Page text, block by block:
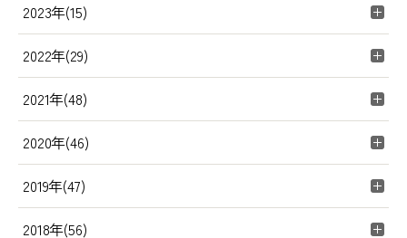
2023年(15)
2022年(29)
2021年(48)
2020年(46)
2019年(47)
2018年(56)